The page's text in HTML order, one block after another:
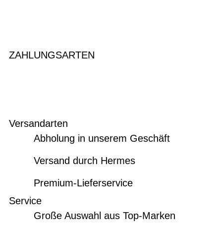
ZAHLUNGSARTEN
Versandarten
Abholung in unserem Geschäft
Versand durch Hermes
Premium-Lieferservice
Service
Große Auswahl aus Top-Marken